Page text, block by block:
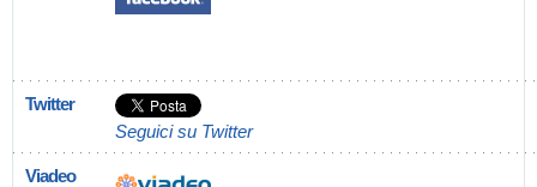
Twitter
Seguici su Twitter
Viadeo